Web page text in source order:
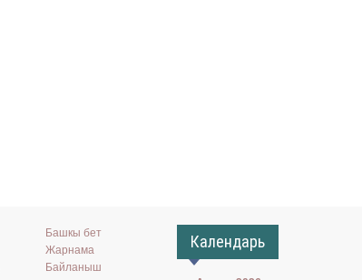
Башкы бет
Жарнама
Байланыш
Календарь